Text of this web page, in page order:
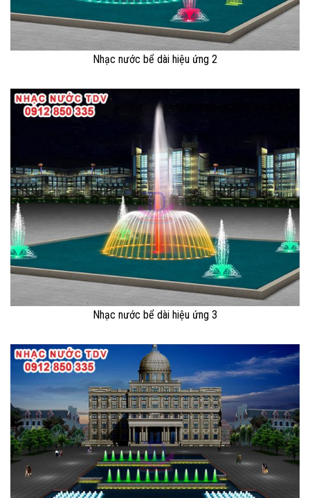
Nhạc nước bể dài hiệu ứng 2
Nhạc nước bể dài hiệu ứng 3